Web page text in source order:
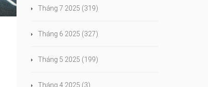
Tháng 7 2025 (319)
Tháng 6 2025 (327)
Tháng 5 2025 (199)
Tháng 4 2025 (3)